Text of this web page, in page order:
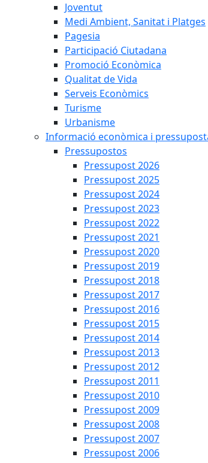
Joventut
Medi Ambient, Sanitat i Platges
Pagesia
Participació Ciutadana
Promoció Econòmica
Qualitat de Vida
Serveis Econòmics
Turisme
Urbanisme
Informació econòmica i
Pressupostos
Pressupost 2026
Pressupost 2025
Pressupost 2024
Pressupost 2023
Pressupost 2022
Pressupost 2021
Pressupost 2020
Pressupost 2019
Pressupost 2018
Pressupost 2017
Pressupost 2016
Pressupost 2015
Pressupost 2014
Pressupost 2013
Pressupost 2012
Pressupost 2011
Pressupost 2010
Pressupost 2009
Pressupost 2008
Pressupost 2007
Pressupost 2006